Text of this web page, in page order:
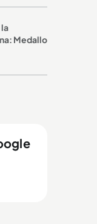
Medallo